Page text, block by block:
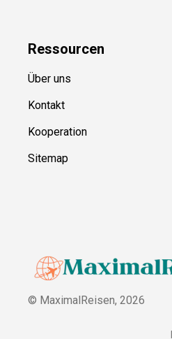
Ressourcen
Über uns
Kontakt
Kooperation
Sitemap
© MaximalReisen, 2026